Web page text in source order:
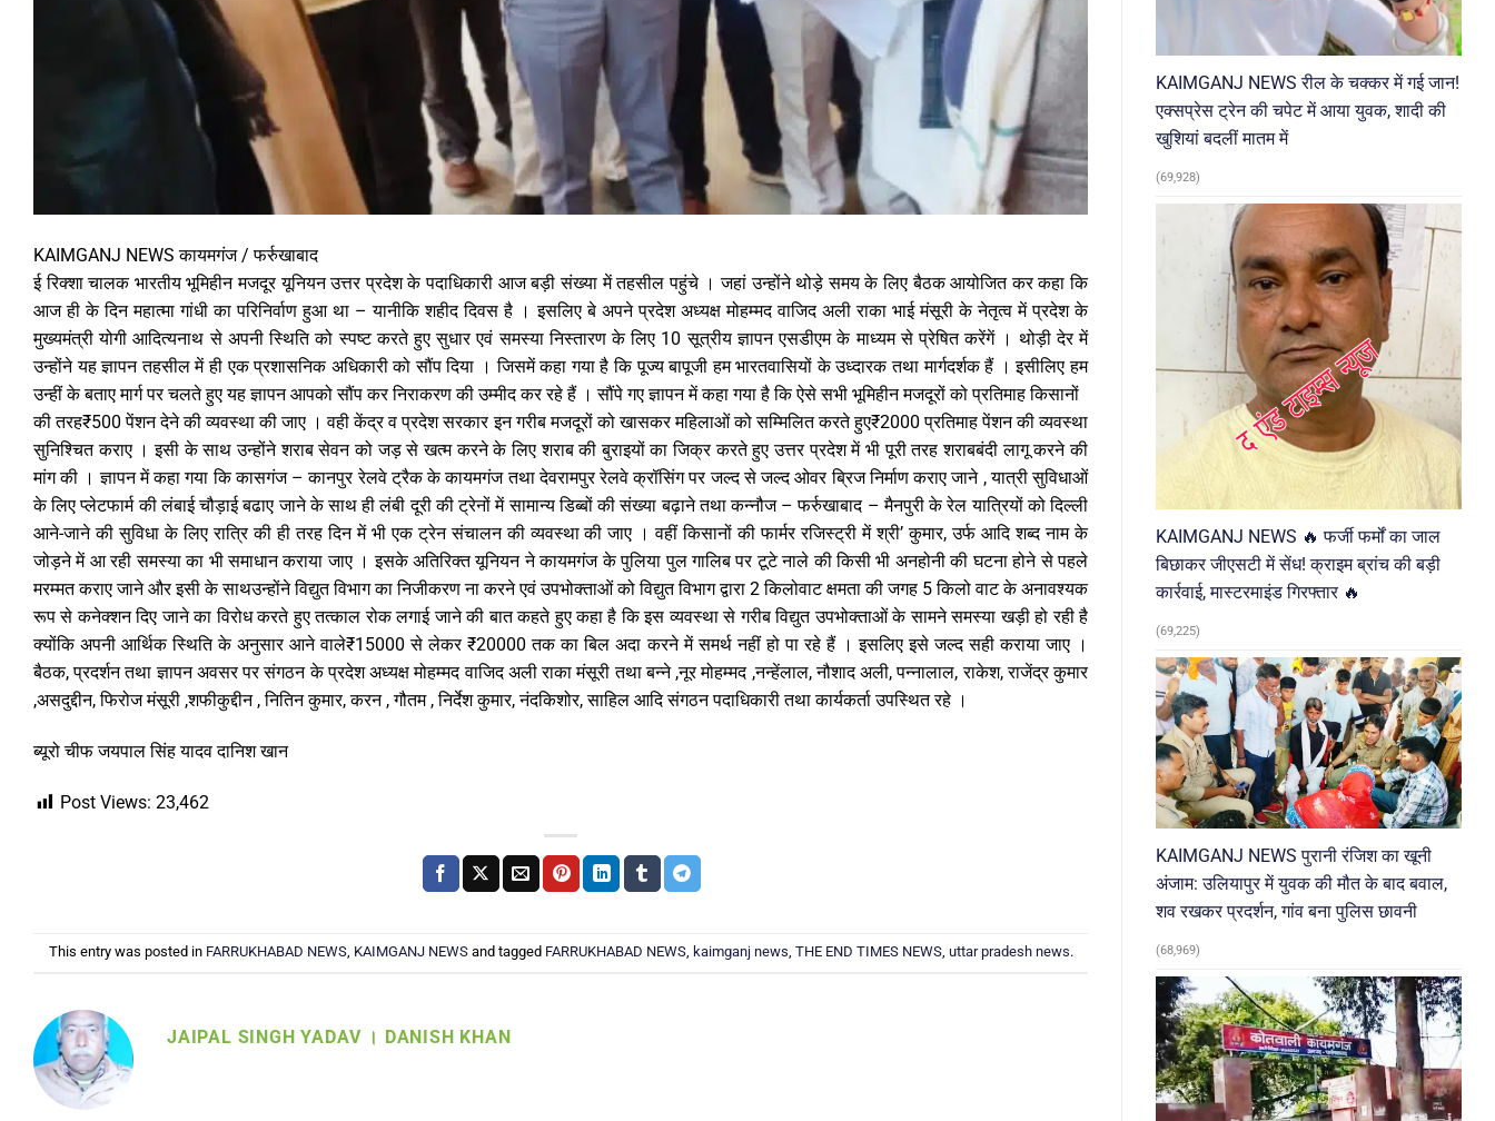
KAIMGANJ NEWS कायमगंज / फर्रुखाबाद
ई रिक्शा चालक भारतीय भूमिहीन मजदूर यूनियन उत्तर प्रदेश के पदाधिकारी आज बड़ी संख्या में तहसील पहुंचे । जहां उन्होंने थोड़े समय के लिए बैठक आयोजित कर कहा कि
आज ही के दिन महात्मा गांधी का परिनिर्वाण हुआ था – यानीकि शहीद दिवस है । इसलिए बे अपने प्रदेश अध्यक्ष मोहम्मद वाजिद अली राका भाई मंसूरी के नेतृत्व में प्रदेश के
मुख्यमंत्री योगी आदित्यनाथ से अपनी स्थिति को स्पष्ट करते हुए सुधार एवं समस्या निस्तारण के लिए 10 सूत्रीय ज्ञापन एसडीएम के माध्यम से प्रेषित करेंगें । थोड़ी देर में
उन्होंने यह ज्ञापन तहसील में ही एक प्रशासनिक अधिकारी को सौंप दिया । जिसमें कहा गया है कि पूज्य बापूजी हम भारतवासियों के उध्दारक तथा मार्गदर्शक हैं । इसीलिए हम
उन्हीं के बताए मार्ग पर चलते हुए यह ज्ञापन आपको सौंप कर निराकरण की उम्मीद कर रहे हैं । सौंपे गए ज्ञापन में कहा गया है कि ऐसे सभी भूमिहीन मजदूरों को प्रतिमाह किसानों
की तरह₹500 पेंशन देने की व्यवस्था की जाए । वही केंद्र व प्रदेश सरकार इन गरीब मजदूरों को खासकर महिलाओं को सम्मिलित करते हुए₹2000 प्रतिमाह पेंशन की व्यवस्था
सुनिश्चित कराए । इसी के साथ उन्होंने शराब सेवन को जड़ से खत्म करने के लिए शराब की बुराइयों का जिक्र करते हुए उत्तर प्रदेश में भी पूरी तरह शराबबंदी लागू करने की
मांग की । ज्ञापन में कहा गया कि कासगंज – कानपुर रेलवे ट्रैक के कायमगंज तथा देवरामपुर रेलवे क्रॉसिंग पर जल्द से जल्द ओवर ब्रिज निर्माण कराए जाने , यात्री सुविधाओं
के लिए प्लेटफार्म की लंबाई चौड़ाई बढाए जाने के साथ ही लंबी दूरी की ट्रेनों में सामान्य डिब्बों की संख्या बढ़ाने तथा कन्नौज – फर्रुखाबाद – मैनपुरी के रेल यात्रियों को दिल्ली
आने-जाने की सुविधा के लिए रात्रि की ही तरह दिन में भी एक ट्रेन संचालन की व्यवस्था की जाए । वहीं किसानों की फार्मर रजिस्ट्री में श्री’ कुमार, उर्फ आदि शब्द नाम के
जोड़ने में आ रही समस्या का भी समाधान कराया जाए । इसके अतिरिक्त यूनियन ने कायमगंज के पुलिया पुल गालिब पर टूटे नाले की किसी भी अनहोनी की घटना होने से पहले
मरम्मत कराए जाने और इसी के साथउन्होंने विद्युत विभाग का निजीकरण ना करने एवं उपभोक्ताओं को विद्युत विभाग द्वारा 2 किलोवाट क्षमता की जगह 5 किलो वाट के अनावश्यक
रूप से कनेक्शन दिए जाने का विरोध करते हुए तत्काल रोक लगाई जाने की बात कहते हुए कहा है कि इस व्यवस्था से गरीब विद्युत उपभोक्ताओं के सामने समस्या खड़ी हो रही है
क्योंकि अपनी आर्थिक स्थिति के अनुसार आने वाले₹15000 से लेकर ₹20000 तक का बिल अदा करने में समर्थ नहीं हो पा रहे हैं । इसलिए इसे जल्द सही कराया जाए ।
बैठक, प्रदर्शन तथा ज्ञापन अवसर पर संगठन के प्रदेश अध्यक्ष मोहम्मद वाजिद अली राका मंसूरी तथा बन्ने ,नूर मोहम्मद ,नन्हेंलाल, नौशाद अली, पन्नालाल, राकेश, राजेंद्र कुमार
,असदुद्दीन, फिरोज मंसूरी ,शफीकुद्दीन , नितिन कुमार, करन , गौतम , निर्देश कुमार, नंदकिशोर, साहिल आदि संगठन पदाधिकारी तथा कार्यकर्ता उपस्थित रहे ।
ब्यूरो चीफ जयपाल सिंह यादव दानिश खान
Post Views: 23,462
This entry was posted in FARRUKHABAD NEWS, KAIMGANJ NEWSand tagged FARRUKHABAD NEWS, kaimganj news, THE END TIMES NEWS, uttar pradesh news.
JAIPAL SINGH YADAV । DANISH KHAN
KAIMGANJ NEWS रील के चक्कर में गई जान!
एक्सप्रेस ट्रेन की चपेट में आया युवक, शादी की
खुशियां बदलीं मातम में
(69,928)
KAIMGANJ NEWS 🔥 फर्जी फर्मों का जाल
बिछाकर जीएसटी में सेंध! क्राइम ब्रांच की बड़ी
कार्रवाई, मास्टरमाइंड गिरफ्तार 🔥
(69,225)
KAIMGANJ NEWS पुरानी रंजिश का खूनी
अंजाम: उलियापुर में युवक की मौत के बाद बवाल,
शव रखकर प्रदर्शन, गांव बना पुलिस छावनी
(68,969)